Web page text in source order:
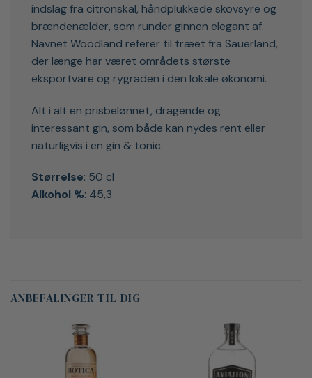
indslag fra citronskal, håndplukkede skovsyre og
brændenælder, som runder ginnen elegant af.
Navnet Woodland referer til træet fra Sauerland,
der længe har været områdets største
eksportvare og rygraden i den lokale økonomi.
Alt i alt en prisbelønnet, dragende og
interessant gin, som både kan nydes rent eller
naturligvis i en gin & tonic.
Størrelse: 50 cl
Alkohol %: 45,3
ANBEFALINGER TIL DIG